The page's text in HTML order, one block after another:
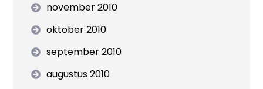
november 2010
oktober 2010
september 2010
augustus 2010